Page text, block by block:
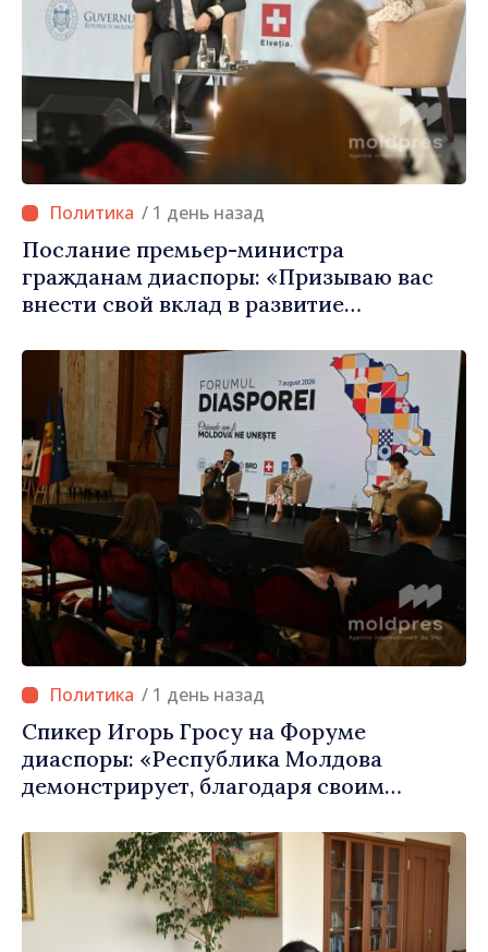
/ 1 день назад
Послание премьер-министра
гражданам диаспоры: «Призываю вас
внести свой вклад в развитие
/ 1 день назад
Спикер Игорь Гросу на Форуме
диаспоры: «Республика Молдова
демонстрирует, благодаря своим
заслуживает стать частью большой
европейской семьи»